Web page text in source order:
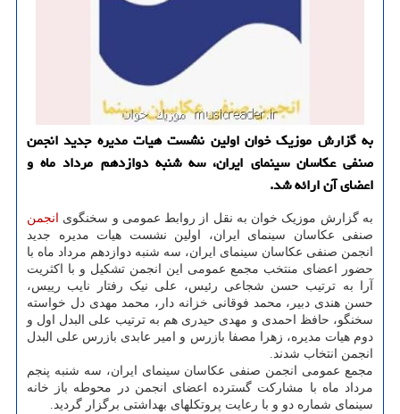
به گزارش موزیک خوان اولین نشست هیات مدیره جدید انجمن
صنفی عکاسان سینمای ایران، سه شنبه دوازدهم مرداد ماه و
اعضای آن ارائه شد.
به گزارش موزیک خوان به نقل از روابط عمومی و سخنگوی انجمن
صنفی عکاسان سینمای ایران، اولین نشست هیات مدیره جدید
انجمن صنفی عکاسان سینمای ایران، سه شنبه دوازدهم مرداد ماه با
حضور اعضای منتخب مجمع عمومی این انجمن تشکیل و با اکثریت
آرا به ترتیب حسن شجاعی رئیس، علی نیک رفتار نایب رییس،
حسن هندی دبیر، محمد فوقانی خزانه دار، محمد مهدی دل خواسته
سخنگو، حافظ احمدی و مهدی حیدری هم به ترتیب علی البدل اول و
دوم هیات مدیره، زهرا مصفا بازرس و امیر عابدی بازرس علی البدل
انجمن انتخاب شدند.
مجمع عمومی انجمن صنفی عکاسان سینمای ایران، سه شنبه پنجم
مرداد ماه با مشارکت گسترده اعضای انجمن در محوطه باز خانه
سینمای شماره دو و با رعایت پروتکلهای بهداشتی برگزار گردید.